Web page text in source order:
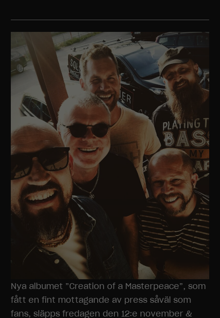
Nya albumet ”Creation of a Masterpeace”, som
fått en fint mottagande av press såväl som
fans, släpps fredagen den 12:e november &